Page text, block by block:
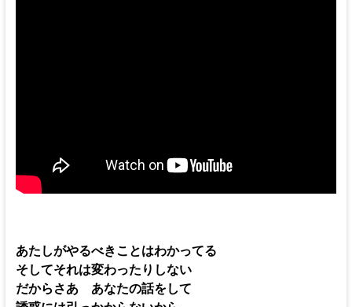
あたしがやるべきことはわかってる
そしてそれは変わったりしない
だからさあ あなたの話をして